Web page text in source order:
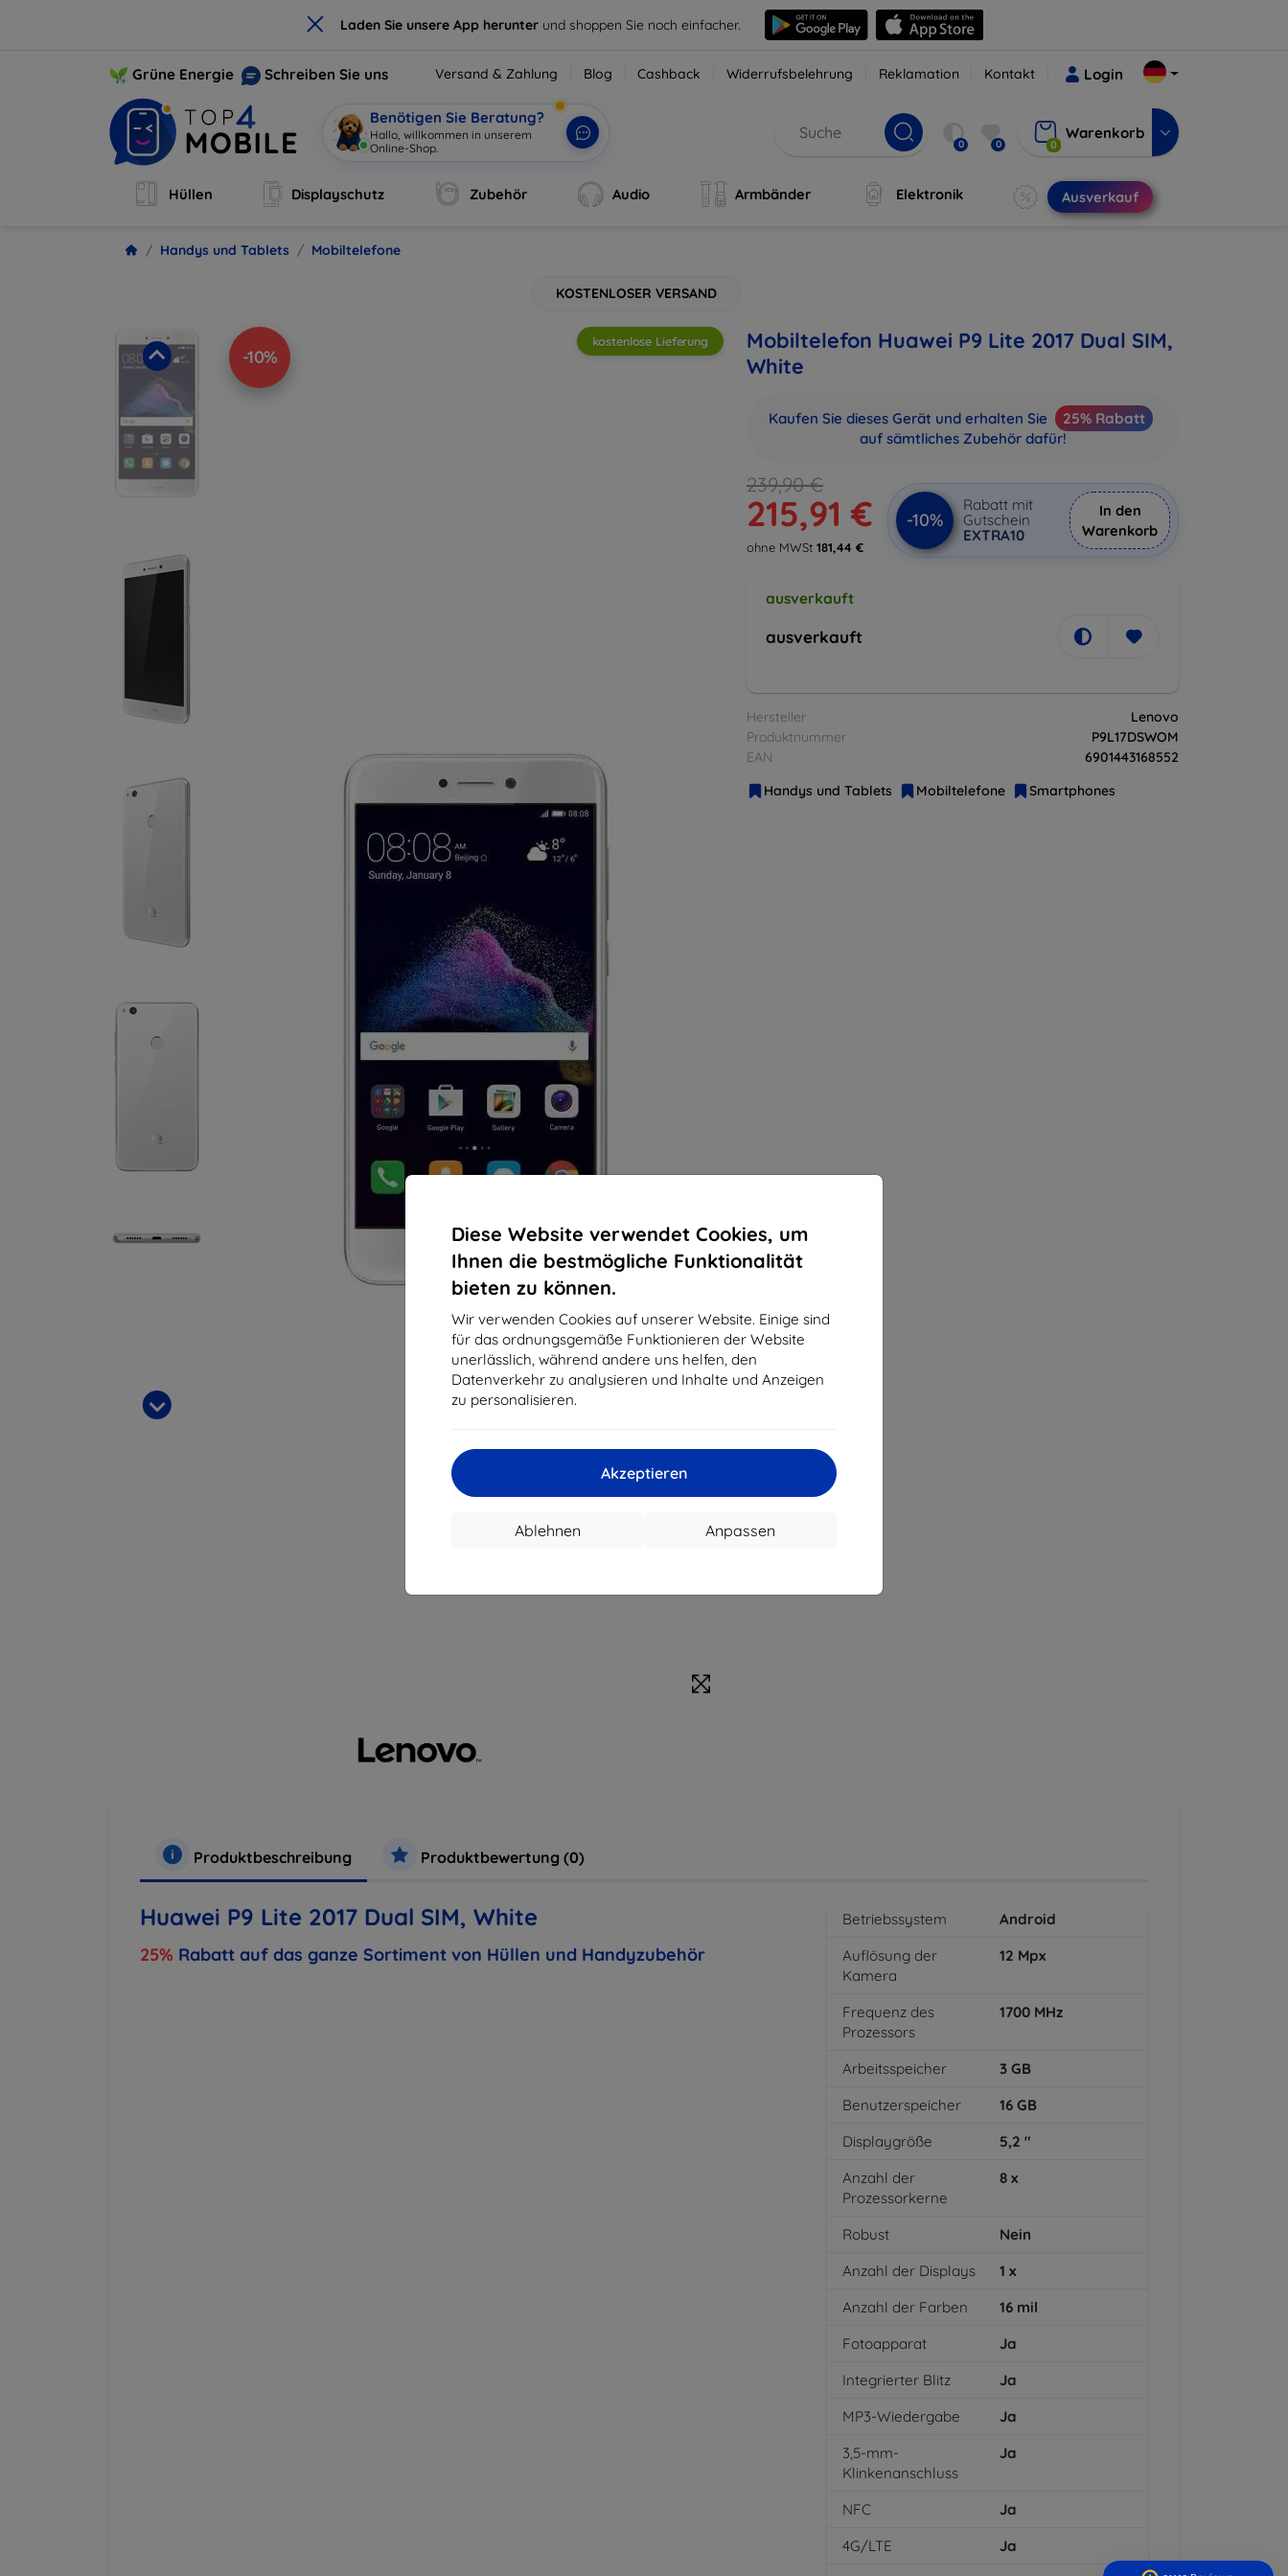
× Laden Sie unsere App herunter und shoppen Sie noch einfacher.
Diese Website verwendet Cookies, um
Ihnen die bestmögliche Funktionalität
bieten zu können.
Wir verwenden Cookies auf unserer Website. Einige sind
für das ordnungsgemäße Funktionieren der Website
unerlässlich, während andere uns helfen, den
Datenverkehr zu analysieren und Inhalte und Anzeigen
zu personalisieren.
Akzeptieren
Anpassen
Ablehnen
Grüne Energie Schreiben Sie uns Versand & Zahlung Blog Cashback Widerrufsbelehrung Reklamation Kontakt Login
Benötigen Sie Beratung?
Hallo, willkommen in unserem
Online-Shop.
0 0 0
Warenkorb
Hüllen Displayschutz Zubehör Audio Armbänder Elektronik Ausverkauf
Handys und Tablets Mobiltelefone
KOSTENLOSER VERSAND
-10%
kostenlose Lieferung
Mobiltelefon Huawei P9 Lite 2017 Dual SIM,
White
Kaufen Sie dieses Gerät und erhalten Sie
25% Rabatt
auf sämtliches Zubehör dafür!
239,90 €
215,91 €
ohne MWSt 181,44 €
-10%
Rabatt mit
Gutschein
EXTRA10
In den
Warenkorb
ausverkauft
ausverkauft
Hersteller
Lenovo
Produktnummer
P9L17DSWOM
EAN
6901443168552
Handys und Tablets
Mobiltelefone Smartphones
Produktbeschreibung Produktbewertung (0)
Huawei P9 Lite 2017 Dual SIM, White
25% Rabatt auf das ganze Sortiment von Hüllen und Handyzubehör
Betriebssystem
Android
Auflösung der
Kamera
12 Mpx
Frequenz des
Prozessors
1700 MHz
Arbeitsspeicher 3 GB
Benutzerspeicher
16 GB
Displaygröße
5,2 "
Anzahl der
Prozessorkerne
8 x
Robust
Nein
Anzahl der Displays
1 x
Anzahl der Farben
16 mil
Fotoapparat
Ja
Integrierter Blitz
Ja
MP3-Wiedergabe
Ja
3,5-mm-
Klinkenanschluss
Ja
NFC
Ja
4G/LTE
Ja